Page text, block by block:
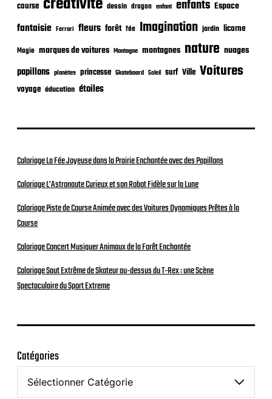
n
course dessin dragon enfant enfants Espace
fantaisie Ferrari fleurs forêt fée Imagination jardin licorne
Magie marques de voitures Montagne montagnes nature nuages
papillons planètes princesse Skateboard Soleil surf Ville Voitures
voyage éducation étoiles
Coloriage La Fée Joyeuse dans la Prairie Enchantée avec des Papillons
Coloriage L’Astronaute Curieux et son Robot Fidèle sur la Lune
Coloriage Piste de Course Animée avec des Voitures Dynamiques Prêtes à la
Course
Coloriage Concert Musiquer Animaux de la Forêt Enchantée
Coloriage Saut Extrême de Skateur au-dessus du T-Rex : une Scène
Spectaculaire du Sport Extreme
Catégories